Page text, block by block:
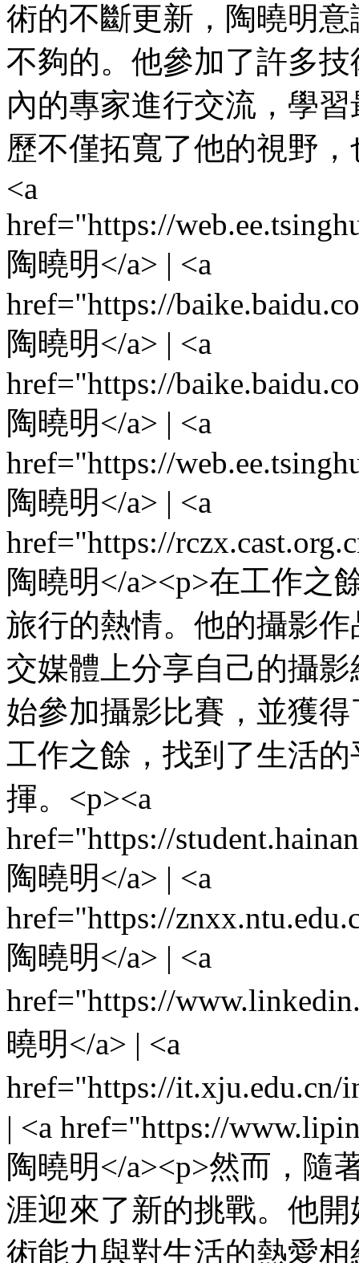
術的不斷更新，陶曉明
不夠的。他參加了許多
內的專家進行交流，學
歷不僅拓寬了他的視野
<a
href="https://
陶曉明</a> | <a
href="https://
陶曉明</a> | <a
href="https://
陶曉明</a> | <a
href="https://
陶曉明</a> | <a
href="https://
陶曉明</a><p>在工作之
旅行的熱情。他的攝影
交媒體上分享自己的攝
始參加攝影比賽，並獲
工作之餘，找到了生活
揮。<p><a
href="https://
陶曉明</a> | <a
href="https://
陶曉明</a> | <a
href="https://
曉明</a> | <a
href="https://it.xju.edu.cn/
| <a href="https://
陶曉明</a><p>然而，隨
涯迎來了新的挑戰。他
術能力與對生活的熱愛